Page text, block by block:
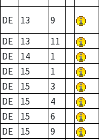
DE 13 9
DE
13 11
DE
14 1
DE
15 1
DE
15 3
DE
15 4
DE
15 6
DE
15 9